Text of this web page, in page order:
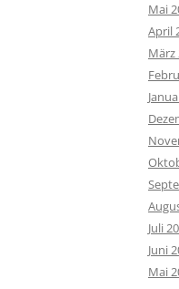
Mai
April
März
Juli
Juni
Mai